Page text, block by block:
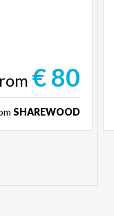
€ 80
SHAREWOOD